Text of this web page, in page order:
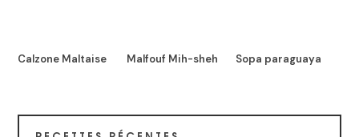
Calzone Maltaise Malfouf Mih-sheh Sopa paraguaya